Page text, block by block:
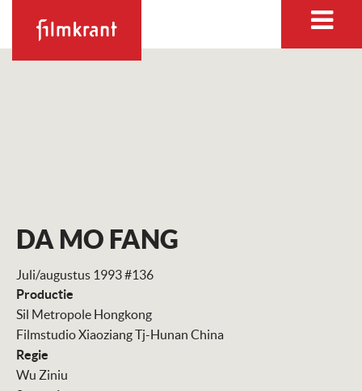
DA MO FANG
Juli/augustus 1993 #136
Productie
Sil Metropole Hongkong
Filmstudio Xiaoziang Tj-Hunan China
Regie
Wu Ziniu